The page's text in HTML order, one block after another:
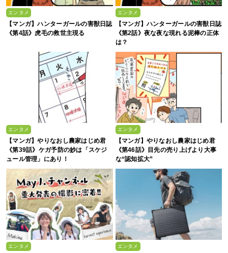
エンタメ
【マンガ】ハンターガールの害獣日誌
《第4話》虎毛の救世主現る
エンタメ
【マンガ】ハンターガールの害獣日誌
《第2話》夜な夜な現れる泥棒の正体
は？
エンタメ
【マンガ】やりなおし農家はじめ君
《第39話》ケガ予防の妙は「スケジ
ュール管理」にあり！
エンタメ
【マンガ】やりなおし農家はじめ君
《第46話》目先の売り上げより大事
な“認知拡大”
エンタメ エンタメ